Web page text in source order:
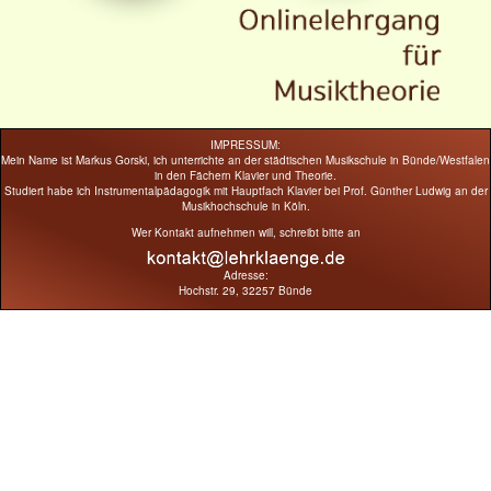
IMPRESSUM:
Mein Name ist Markus Gorski, ich unterrichte an der städtischen Musikschule in Bünde/Westfalen
in den Fächern Klavier und Theorie.
Studiert habe ich Instrumentalpädagogik mit Hauptfach Klavier bei Prof. Günther Ludwig an der
Musikhochschule in Köln.
Wer Kontakt aufnehmen will, schreibt bitte an
Adresse:
Hochstr. 29, 32257 Bünde